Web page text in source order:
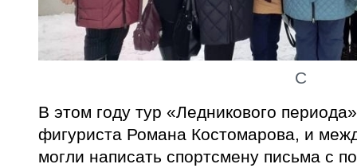
C
В этом году тур «Ледникового
фигуриста Романа Костомарова, и
могли написать спортсмену письма с